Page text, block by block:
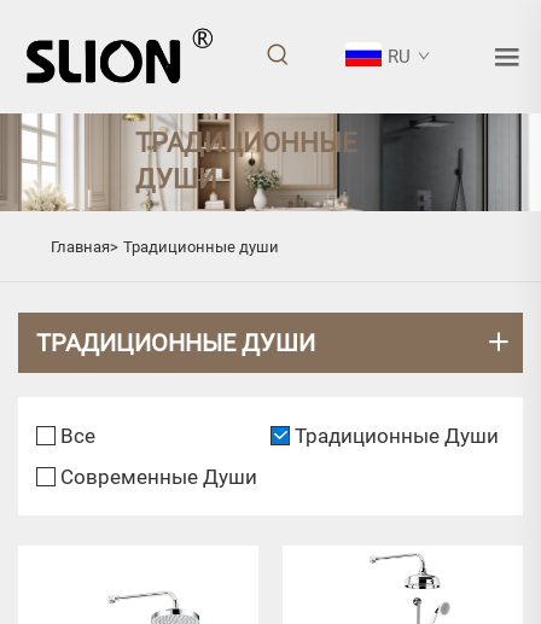
RU
ТРАДИЦИОННЫЕ
ДУШИ
Главная> Традиционные души
ТРАДИЦИОННЫЕ ДУШИ
Все
Традиционные Души
Современные Души